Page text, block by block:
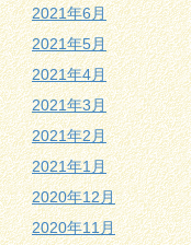
2021年6月
2021年5月
2021年4月
2021年3月
2021年2月
2021年1月
2020年12月
2020年11月